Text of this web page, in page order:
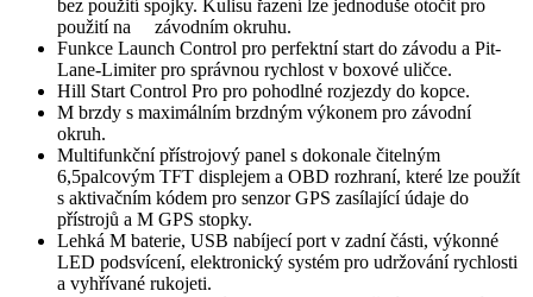
bez použití spojky. Kulisu řazení lze jednoduše otočit pro
použití na závodním okruhu.
Funkce Launch Control pro perfektní start do závodu a Pit-
Lane-Limiter pro správnou rychlost v boxové uličce.
Hill Start Control Pro pro pohodlné rozjezdy do kopce.
M brzdy s maximálním brzdným výkonem pro závodní
okruh.
Multifunkční přístrojový panel s dokonale čitelným
6,5palcovým TFT displejem a OBD rozhraní, které lze použít
s aktivačním kódem pro senzor GPS zasílající údaje do
přístrojů a M GPS stopky.
Lehká M baterie, USB nabíjecí port v zadní části, výkonné
LED podsvícení, elektronický systém pro udržování rychlosti
a vyhřívané rukojeti.